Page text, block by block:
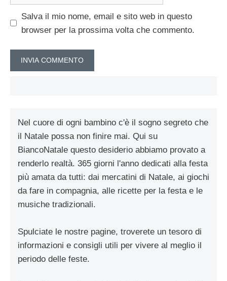
Salva il mio nome, email e sito web in questo
browser per la prossima volta che commento.
Nel cuore di ogni bambino c'è il sogno segreto che
il Natale possa non finire mai. Qui su
BiancoNatale questo desiderio abbiamo provato a
renderlo realtà. 365 giorni l'anno dedicati alla festa
più amata da tutti: dai mercatini di Natale, ai giochi
da fare in compagnia, alle ricette per la festa e le
musiche tradizionali.
Spulciate le nostre pagine, troverete un tesoro di
informazioni e consigli utili per vivere al meglio il
periodo delle feste.